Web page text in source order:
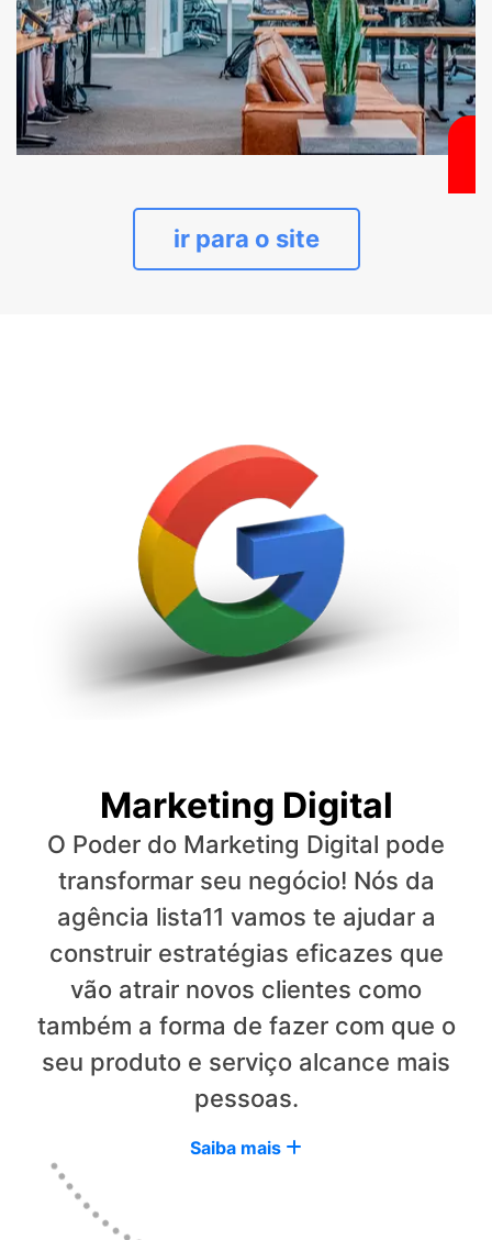
ir para o site
Marketing Digital
O Poder do Marketing Digital pode
transformar seu negócio! Nós da
agência lista11 vamos te ajudar a
construir estratégias eficazes que
vão atrair novos clientes como
também a forma de fazer com que o
seu produto e serviço alcance mais
pessoas.
Saiba mais